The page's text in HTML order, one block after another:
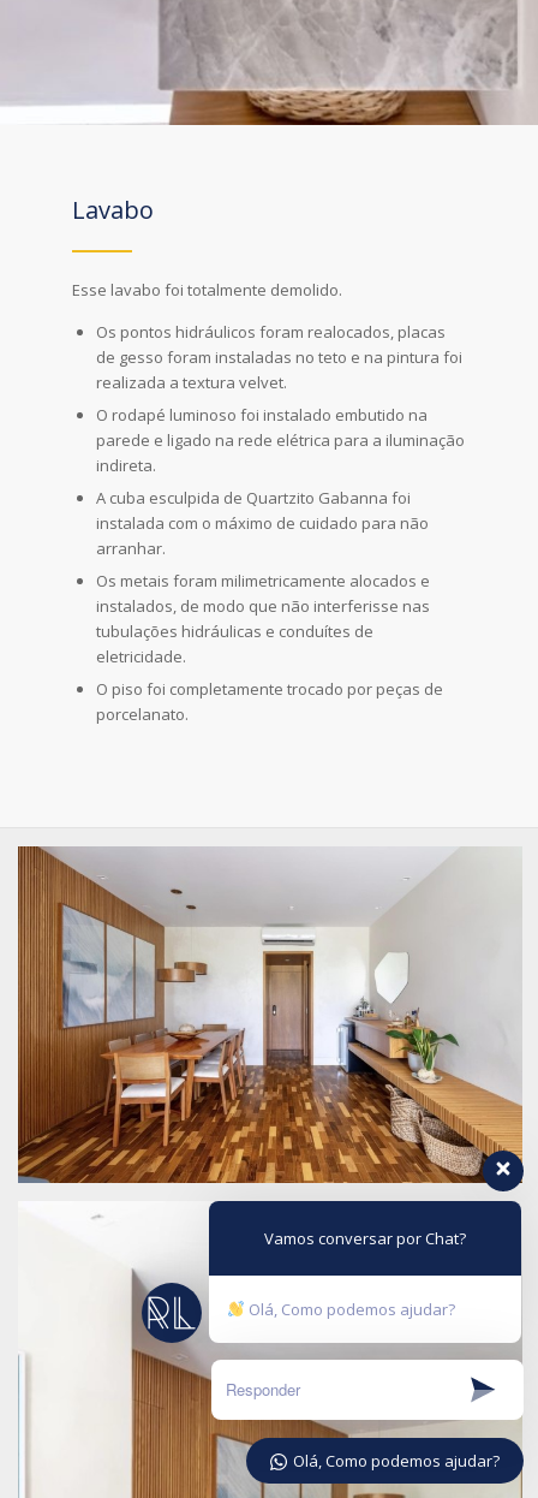
Lavabo
Esse lavabo foi totalmente demolido.
Os pontos hidráulicos foram realocados, placas
de gesso foram instaladas no teto e na pintura foi
realizada a textura velvet.
O rodapé luminoso foi instalado embutido na
parede e ligado na rede elétrica para a iluminação
indireta.
A cuba esculpida de Quartzito Gabanna foi
instalada com o máximo de cuidado para não
arranhar.
Os metais foram milimetricamente alocados e
instalados, de modo que não interferisse nas
tubulações hidráulicas e conduítes de
eletricidade.
O piso foi completamente trocado por peças de
porcelanato.
Vamos conversar por Chat?
Olá, Como podemos ajudar?
Olá, Como podemos ajudar?